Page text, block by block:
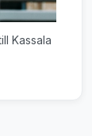
Kassala